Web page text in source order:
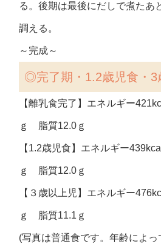
る。後期は最後にだしで煮たあ
調える。
～完成～
◎完了期・1.2歳児食・
【離乳食完了】エネルギー
ｇ 脂質12.0ｇ
【1.2歳児食】エネルギー
ｇ 脂質12.0ｇ
【３歳以上児】エネルギー
ｇ 脂質11.1ｇ
(写真は普通食です。年齢によっ